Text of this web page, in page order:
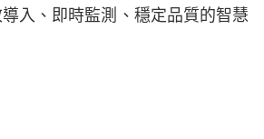
入、即時監測、穩定品質的智慧